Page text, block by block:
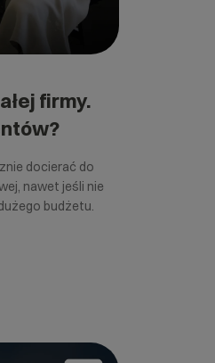
firmy.
docierać do
nawet jeśli nie
budżetu.